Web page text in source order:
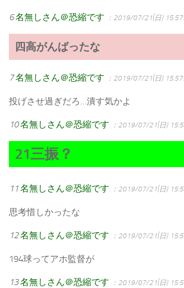
6名無しさん＠恐縮です ：2019/07/21(日)
四高がんばったな
7名無しさん＠恐縮です ：2019/07/21(日)
投げさせ過ぎだろ…潰す気かよ
10名無しさん＠恐縮です ：2019/07/21(日)
21三振？
11名無しさん＠恐縮です ：2019/07/21(日)
思考惜しかったな
12名無しさん＠恐縮です ：2019/07/21(日)
194球ってアホ監督が
13名無しさん＠恐縮です ：2019/07/21(日)